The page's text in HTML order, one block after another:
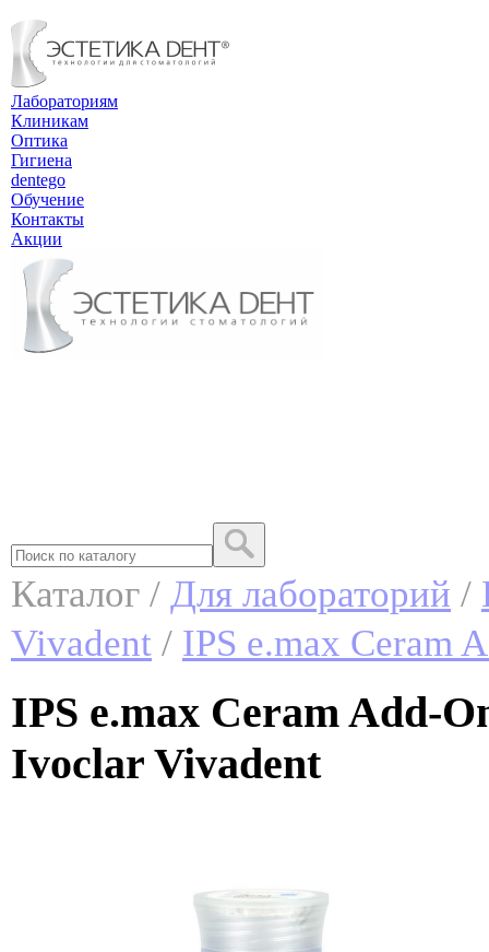
Лабораториям
Клиникам
Оптика
Гигиена
dentego
Обучение
Контакты
Акции
Каталог / Для лабораторий /
Vivadent / IPS e.max Ceram
IPS e.max Ceram Add-
Ivoclar Vivadent